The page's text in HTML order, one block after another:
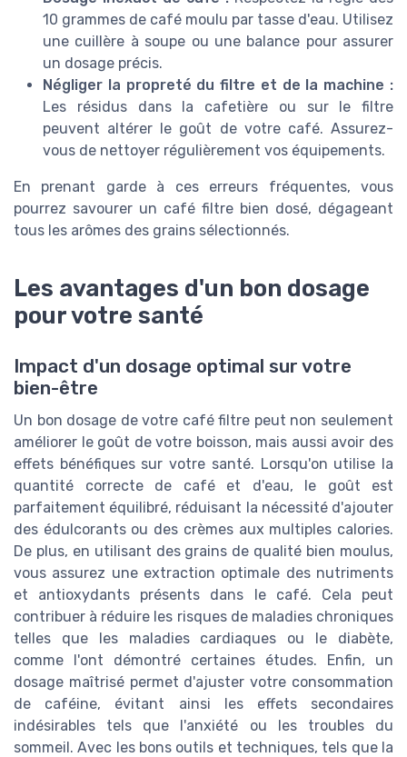
10 grammes de café moulu par tasse d'eau. Utilisez
une cuillère à soupe ou une balance pour assurer
un dosage précis.
Négliger la propreté du filtre et de la machine :
Les résidus dans la cafetière ou sur le filtre
peuvent altérer le goût de votre café. Assurez-
vous de nettoyer régulièrement vos équipements.
En prenant garde à ces erreurs fréquentes, vous
pourrez savourer un café filtre bien dosé, dégageant
tous les arômes des grains sélectionnés.
Les avantages d'un bon dosage
pour votre santé
Impact d'un dosage optimal sur votre
bien-être
Un bon dosage de votre café filtre peut non seulement
améliorer le goût de votre boisson, mais aussi avoir des
effets bénéfiques sur votre santé. Lorsqu'on utilise la
quantité correcte de café et d'eau, le goût est
parfaitement équilibré, réduisant la nécessité d'ajouter
des édulcorants ou des crèmes aux multiples calories.
De plus, en utilisant des grains de qualité bien moulus,
vous assurez une extraction optimale des nutriments
et antioxydants présents dans le café. Cela peut
contribuer à réduire les risques de maladies chroniques
telles que les maladies cardiaques ou le diabète,
comme l'ont démontré certaines études. Enfin, un
dosage maîtrisé permet d'ajuster votre consommation
de caféine, évitant ainsi les effets secondaires
indésirables tels que l'anxiété ou les troubles du
sommeil. Avec les bons outils et techniques, tels que la